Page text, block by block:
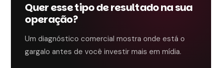
Quer esse tipo de resultado na sua
operação?
Um diagnóstico comercial mostra onde está o
gargalo antes de você investir mais em mídia.